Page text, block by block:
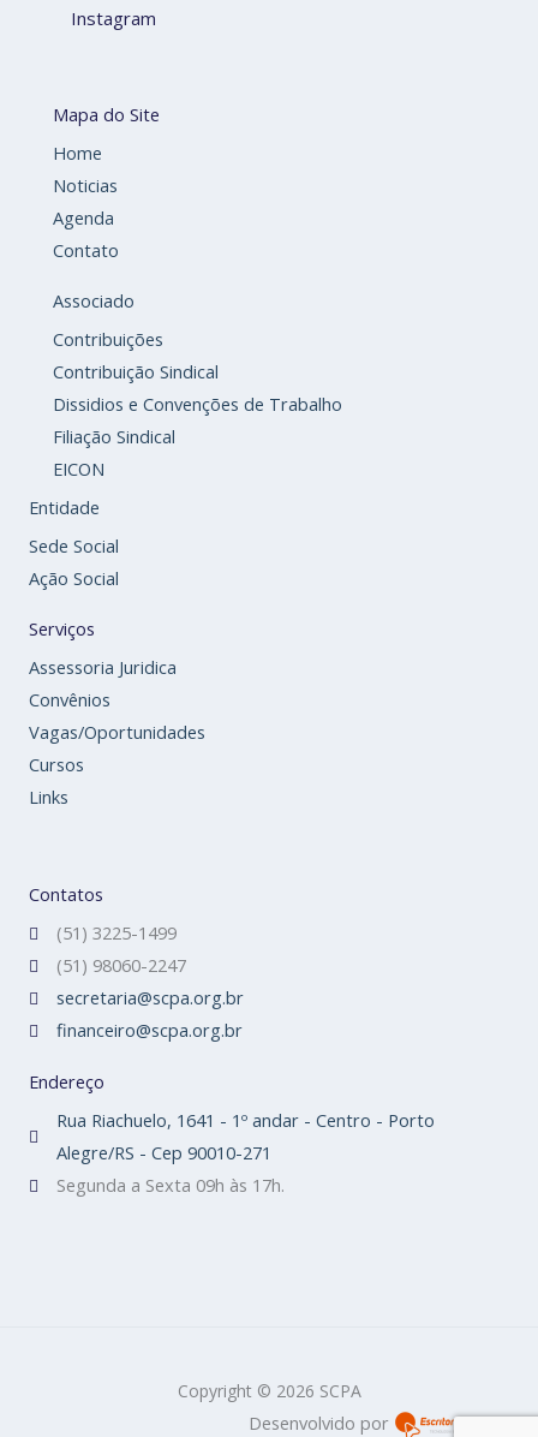
Instagram
Mapa do Site
Home
Noticias
Agenda
Contato
Associado
Contribuições
Contribuição Sindical
Dissidios e Convenções de Trabalho
Filiação Sindical
EICON
Entidade
Sede Social
Ação Social
Serviços
Assessoria Juridica
Convênios
Vagas/Oportunidades
Cursos
Links
Contatos
(51) 3225-1499
(51) 98060-2247
secretaria@scpa.org.br
financeiro@scpa.org.br
Endereço
Rua Riachuelo, 1641 - 1º andar - Centro - Porto
Alegre/RS - Cep 90010-271
Segunda a Sexta 09h às 17h.
Copyright © 2026 SCPA
Desenvolvido por